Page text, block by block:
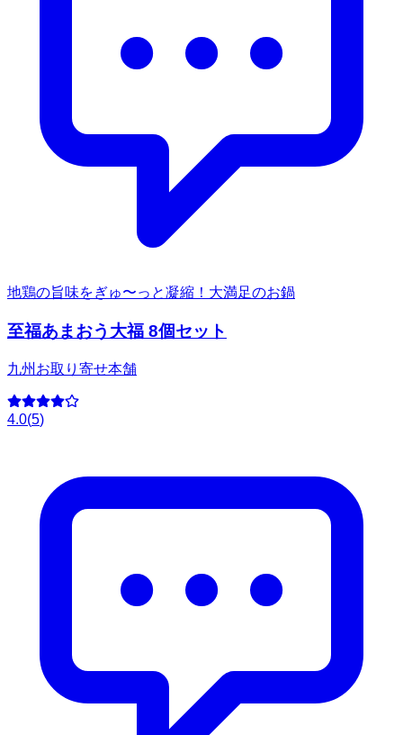
地鶏の旨味をぎゅ〜っと凝縮！大満足のお鍋
至福あまおう大福 8個セット
九州お取り寄せ本舗
4.0(5)